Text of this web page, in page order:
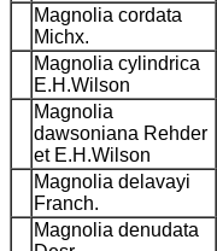
Magnolia cordata
Michx.
Magnolia cylindrica
E.H.Wilson
Magnolia
dawsoniana Rehder
et E.H.Wilson
Magnolia delavayi
Franch.
Magnolia denudata